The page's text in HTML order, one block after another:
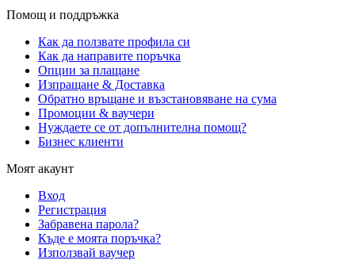
Помощ и поддръжка
Как да ползвате профила си
Как да направите поръчка
Опции за плащане
Изпращане & Доставка
Обратно връщане и възстановяване на сума
Промоции & ваучери
Нуждаете се от допълнителна помощ?
Бизнес клиенти
Моят акаунт
Вход
Регистрация
Забравена парола?
Къде е моята поръчка?
Използвай ваучер